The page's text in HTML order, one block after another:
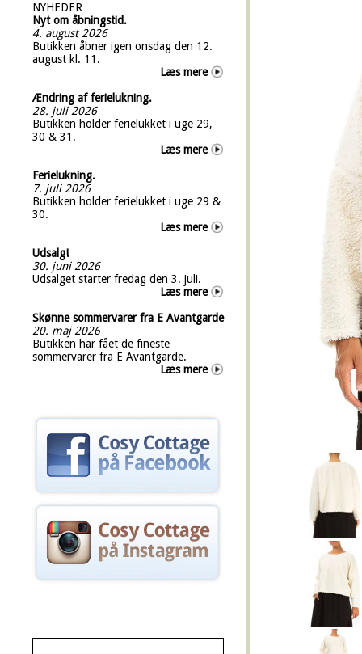
NYHEDER
Nyt om åbningstid.
4. august 2026
Butikken åbner igen onsdag den 12.
august kl. 11.
Læs mere
Ændring af ferielukning.
28. juli 2026
Butikken holder ferielukket i uge 29,
30 & 31.
Læs mere
Ferielukning.
7. juli 2026
Butikken holder ferielukket i uge 29 &
30.
Læs mere
Udsalg!
30. juni 2026
Udsalget starter fredag den 3. juli.
Læs mere
Skønne sommervarer fra E Avantgarde
20. maj 2026
Butikken har fået de fineste
sommervarer fra E Avantgarde.
Læs mere